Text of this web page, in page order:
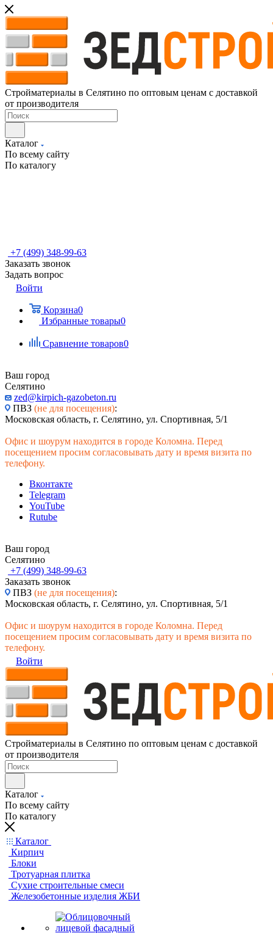
Стройматериалы в Селятино по оптовым ценам с доставкой
от производителя
Каталог
По всему сайту
По каталогу
+7 (499) 348-99-63
Заказать звонок
Задать вопрос
Войти
Корзина0
Избранные товары0
Сравнение товаров0
Ваш город
Селятино
zed@kirpich-gazobeton.ru
ПВЗ (не для посещения):
Московская область, г. Селятино, ул. Спортивная, 5/1
Офис и шоурум находится в городе Коломна. Перед
посещением просим согласовывать дату и время визита по
телефону.
Вконтакте
Telegram
YouTube
Rutube
Ваш город
Селятино
+7 (499) 348-99-63
Заказать звонок
ПВЗ (не для посещения):
Московская область, г. Селятино, ул. Спортивная, 5/1
Офис и шоурум находится в городе Коломна. Перед
посещением просим согласовывать дату и время визита по
телефону.
Войти
Стройматериалы в Селятино по оптовым ценам с доставкой
от производителя
Каталог
По всему сайту
По каталогу
Каталог
Кирпич
Блоки
Тротуарная плитка
Сухие строительные смеси
Железобетонные изделия ЖБИ